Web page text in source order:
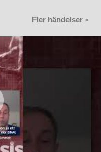
Fler händelser »